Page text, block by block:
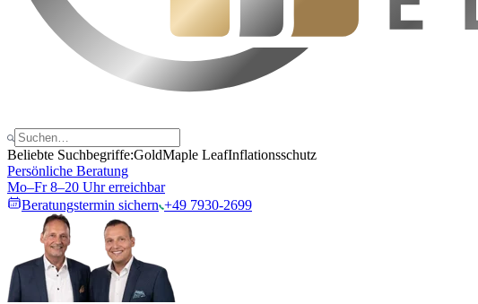
Beliebte Suchbegriffe:GoldMaple LeafInflationsschutz
Persönliche Beratung
Mo–Fr 8–20 Uhr erreichbar
Beratungstermin sichern +49 7930-2699